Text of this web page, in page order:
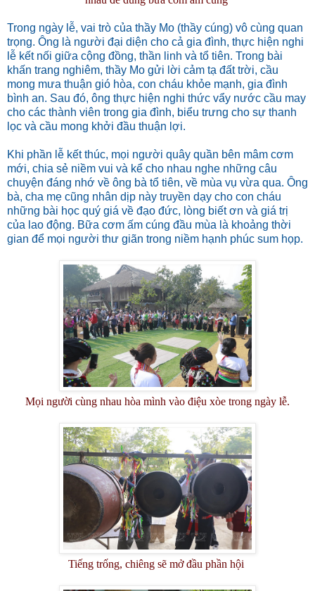
Trong ngày lễ, vai trò của thầy Mo (thầy cúng) vô cùng quan
trọng. Ông là người đại diện cho cả gia đình, thực hiện nghi
lễ kết nối giữa cộng đồng, thần linh và tổ tiên. Trong bài
khấn trang nghiêm, thầy Mo gửi lời cảm tạ đất trời, cầu
mong mưa thuận gió hòa, con cháu khỏe mạnh, gia đình
bình an. Sau đó, ông thực hiện nghi thức vẩy nước cầu may
cho các thành viên trong gia đình, biểu trưng cho sự thanh
lọc và cầu mong khởi đầu thuận lợi.
Khi phần lễ kết thúc, mọi người quây quần bên mâm cơm
mới, chia sẻ niềm vui và kể cho nhau nghe những câu
chuyện đáng nhớ về ông bà tổ tiên, về mùa vụ vừa qua. Ông
bà, cha mẹ cũng nhân dịp này truyền dạy cho con cháu
những bài học quý giá về đạo đức, lòng biết ơn và giá trị
của lao động. Bữa cơm ấm cúng đầu mùa là khoảng thời
gian để mọi người thư giãn trong niềm hạnh phúc sum họp.
Mọi người cùng nhau hòa mình vào điệu xòe trong ngày lễ.
Tiếng trống, chiêng sẽ mở đầu phần hội